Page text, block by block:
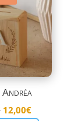
Le
12,00€Le